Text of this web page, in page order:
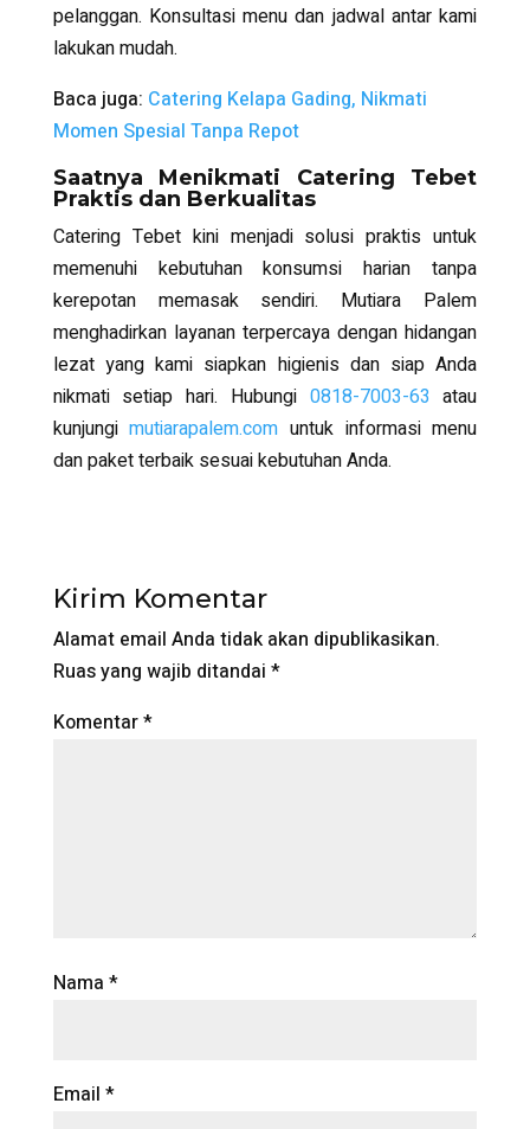
pelanggan. Konsultasi menu dan jadwal antar kami
lakukan mudah.
Baca juga: Catering Kelapa Gading, Nikmati
Momen Spesial Tanpa Repot
Saatnya Menikmati Catering Tebet
Praktis dan Berkualitas
Catering Tebetkini menjadi solusi praktis untuk
memenuhi kebutuhan konsumsi harian tanpa
kerepotan memasak sendiri. Mutiara Palem
menghadirkan layanan terpercaya dengan hidangan
lezat yang kami siapkan higienis dan siap Anda
nikmati setiap hari. Hubungi 0818-7003-63 atau
kunjungimutiarapalem.com untuk informasi menu
dan paket terbaik sesuai kebutuhan Anda.
Kirim Komentar
Alamat email Anda tidak akan dipublikasikan.
Ruas yang wajib ditandai *
Komentar*
Nama *
Email *